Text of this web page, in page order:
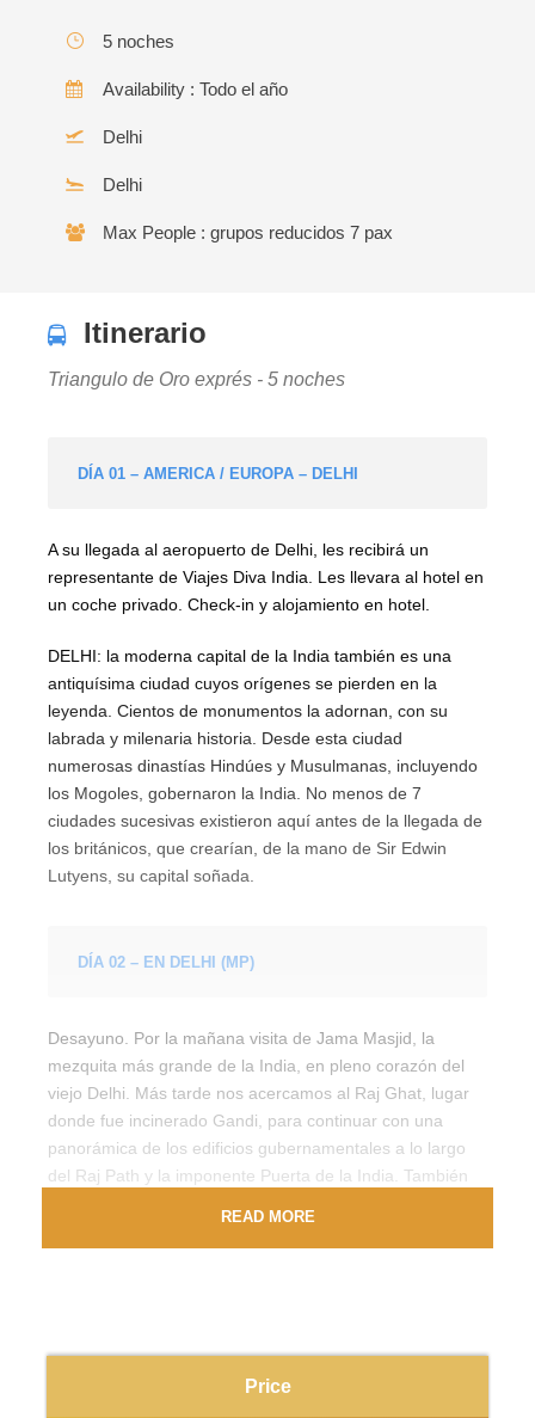
Price
5 noches
Availability : Todo el año
Delhi
Delhi
Max People : grupos reducidos 7 pax
Itinerario
Triangulo de Oro exprés - 5 noches
DÍA 01 – AMERICA / EUROPA – DELHI
A su llegada al aeropuerto de Delhi, les recibirá un
representante de Viajes Diva India. Les llevara al hotel en
un coche privado. Check-in y alojamiento en hotel.
DELHI: la moderna capital de la India también es una
antiquísima ciudad cuyos orígenes se pierden en la
leyenda. Cientos de monumentos la adornan, con su
labrada y milenaria historia. Desde esta ciudad
numerosas dinastías Hindúes y Musulmanas, incluyendo
los Mogoles, gobernaron la India. No menos de 7
ciudades sucesivas existieron aquí antes de la llegada de
los británicos, que crearían, de la mano de Sir Edwin
Lutyens, su capital soñada.
DÍA 02 – EN DELHI (MP)
Desayuno. Por la mañana visita de Jama Masjid, la
mezquita más grande de la India, en pleno corazón del
viejo Delhi. Más tarde nos acercamos al Raj Ghat, lugar
donde fue incinerado Gandi, para continuar con una
panorámica de los edificios gubernamentales a lo largo
del Raj Path y la imponente Puerta de la India. También
READ MORE